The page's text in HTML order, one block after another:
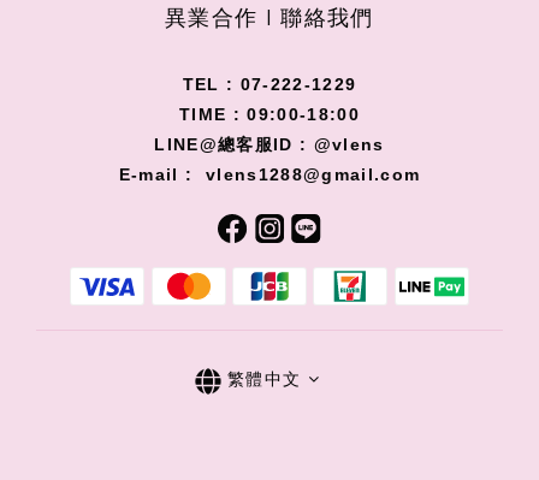
異業合作 I 聯絡我們
TEL : 07-222-1229
TIME : 09:00-18:00
LINE@總客服ID : @vlens
E-mail : vlens1288@gmail.com
繁體中文